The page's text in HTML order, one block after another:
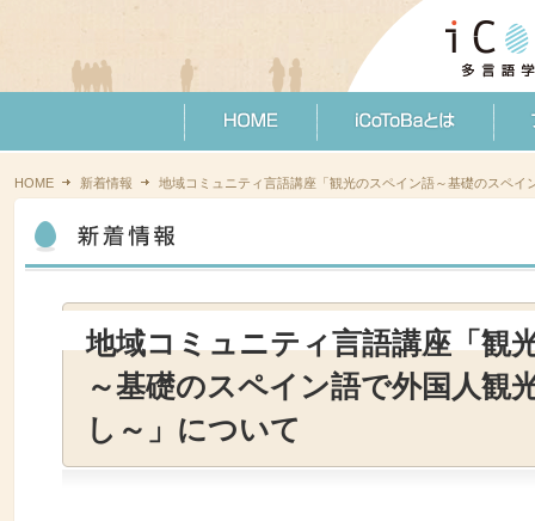
HOME 新着情報 地域コミュニティ言語講座「観光のスペイン語～基礎のスペ
地域コミュニティ言語講座「観
～基礎のスペイン語で外国人観
し～」について